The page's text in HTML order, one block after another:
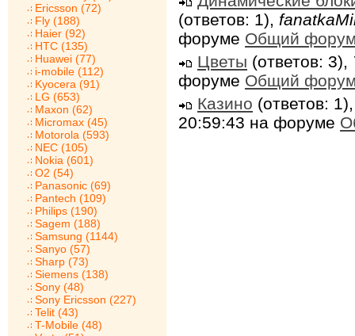
Ericsson (72)
Fly (188)
Haier (92)
HTC (135)
Huawei (77)
i-mobile (112)
Kyocera (91)
LG (653)
Maxon (62)
Micromax (45)
Motorola (593)
NEC (105)
Nokia (601)
O2 (54)
Panasonic (69)
Pantech (109)
Philips (190)
Sagem (188)
Samsung (1144)
Sanyo (57)
Sharp (73)
Siemens (138)
Sony (48)
Sony Ericsson (227)
Telit (43)
T-Mobile (48)
(ответов: 1),
форуме Общий
Цветы (ответов: 3),
форуме Общий
Казино (ответов:
20:59:43 на форуме